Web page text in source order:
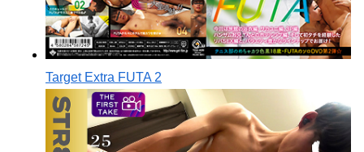
Target Extra FUTA 2